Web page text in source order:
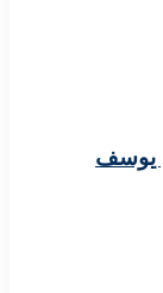
يوسف